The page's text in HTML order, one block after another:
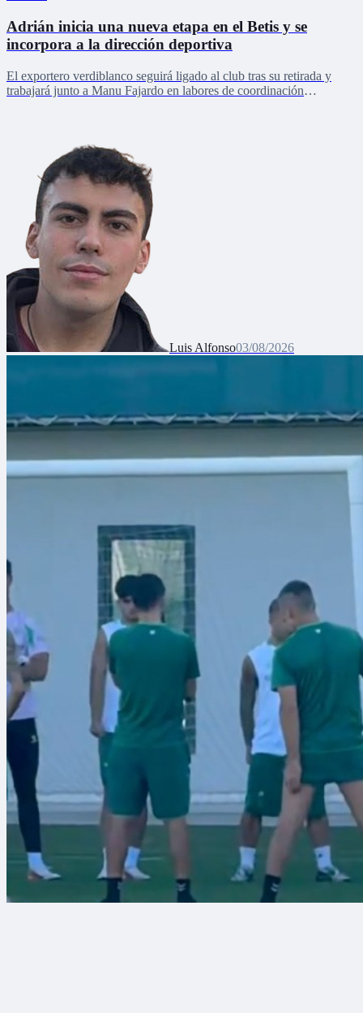
Adrián inicia una nueva etapa en el Betis y se
incorpora a la dirección deportiva
El exportero verdiblanco seguirá ligado al club tras su retirada y
trabajará junto a Manu Fajardo en labores de coordinación
Luis Alfonso03/08/2026